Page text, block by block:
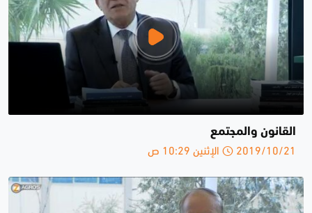
القانون والمجتمع
2019/10/21 الإثنين 10:29 ص